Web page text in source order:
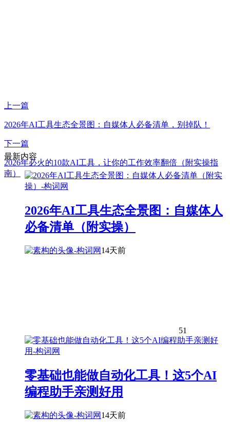
上一篇
2026年AI工具生态全景图：自媒体人必备清单，别掉队！
下一篇
2026年必火的10款AI工具，让你的工作效率翻倍（附实操指
南）
最新内容
2026年AI工具生态全景图：自媒体人
必备清单（附实操）
14天前
51
零基础也能做自动化工具！这5个AI
编程助手亲测好用
14天前